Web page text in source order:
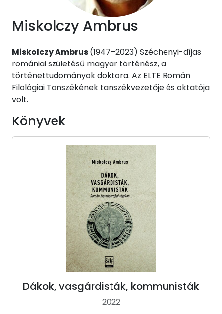
Miskolczy Ambrus
Miskolczy Ambrus(1947–2023) Széchenyi-díjas
romániai születésű magyar történész, a
történettudományok doktora. Az ELTE Román
Filológiai Tanszékének tanszékvezetője és oktatója
volt.
Könyvek
Dákok, vasgárdisták, kommunisták
2022